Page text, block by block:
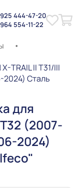
444-47-20
554-11-22
•
TRAIL II T31/III
2024) Сталь
для
T32 (2007-
2024)